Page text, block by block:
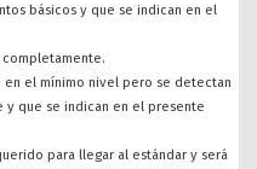
básicos y que se indican en el
el mínimo nivel pero se detectan
y que se indican en el presente
para llegar al estándar y será